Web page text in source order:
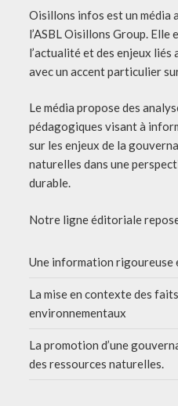
Oisillons infos est un média
l’ASBL Oisillons Group.
l’actualité et des enjeux
avec un accent particulier
Le média propose des
pédagogiques visant à
sur les enjeux de la
naturelles dans une
durable.
Notre ligne éditoriale
Une information rigoureuse
La mise en contexte des
environnementaux
La promotion d’une
des ressources naturelles.